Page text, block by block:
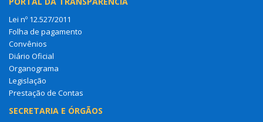
Lei nº 12.527/2011
Folha de pagamento
Convênios
Diário Oficial
Organograma
Legislação
Prestação de Contas
SECRETARIA E ÓRGÃOS